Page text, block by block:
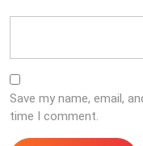
Save my name, email,
time I comment.